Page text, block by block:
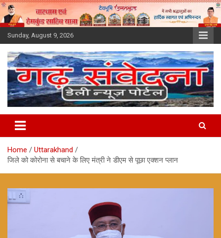
Skip
to
content
Sunday, August 9, 2026
Home
Uttarakhand
जिले को कोरोना से बचाने के लिए मंत्री ने डीएम से पूछा एक्शन प्लान